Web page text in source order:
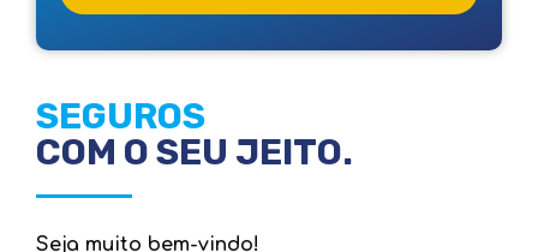
SEGUROS
COM O SEU JEITO.
Seja muito bem-vindo!